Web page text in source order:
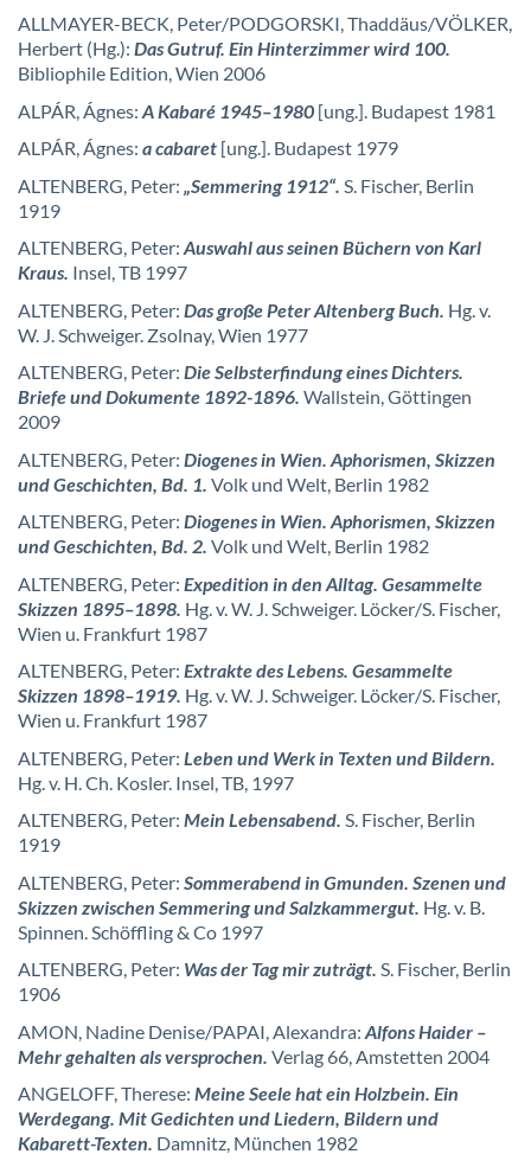
ALLMAYER-BECK, Peter/PODGORSKI, Thaddäus/VÖLKER,
Herbert (Hg.): Das Gutruf. Ein Hinterzimmer wird 100.
Bibliophile Edition, Wien 2006
ALPÁR, Ágnes: A Kabaré 1945–1980 [ung.]. Budapest 1981
ALPÁR, Ágnes: a cabaret [ung.]. Budapest 1979
ALTENBERG, Peter: „Semmering 1912“. S. Fischer, Berlin
1919
ALTENBERG, Peter:Auswahl aus seinen Büchern von Karl
Kraus. Insel, TB 1997
ALTENBERG, Peter: Das große Peter Altenberg Buch. Hg. v.
W. J. Schweiger. Zsolnay, Wien 1977
ALTENBERG, Peter: Die Selbsterfindung eines Dichters.
Briefe und Dokumente 1892-1896. Wallstein, Göttingen
2009
ALTENBERG, Peter: Diogenes in Wien. Aphorismen, Skizzen
und Geschichten, Bd. 1. Volk und Welt, Berlin 1982
ALTENBERG, Peter: Diogenes in Wien. Aphorismen, Skizzen
und Geschichten, Bd. 2. Volk und Welt, Berlin 1982
ALTENBERG, Peter: Expedition in den Alltag. Gesammelte
Skizzen 1895–1898. Hg. v. W. J. Schweiger. Löcker/S. Fischer,
Wien u. Frankfurt 1987
ALTENBERG, Peter: Extrakte des Lebens. Gesammelte
Skizzen 1898–1919. Hg. v. W. J. Schweiger. Löcker/S. Fischer,
Wien u. Frankfurt 1987
ALTENBERG, Peter: Leben und Werk in Texten und Bildern.
Hg. v. H. Ch. Kosler. Insel, TB, 1997
ALTENBERG, Peter: Mein Lebensabend. S. Fischer, Berlin
1919
ALTENBERG, Peter: Sommerabend in Gmunden. Szenen und
Skizzen zwischen Semmering und Salzkammergut. Hg. v. B.
Spinnen. Schöffling & Co 1997
ALTENBERG, Peter: Was der Tag mir zuträgt. S. Fischer, Berlin
1906
AMON, Nadine Denise/PAPAI, Alexandra: Alfons Haider –
Mehr gehalten als versprochen. Verlag 66, Amstetten 2004
ANGELOFF, Therese: Meine Seele hat ein Holzbein. Ein
Werdegang. Mit Gedichten und Liedern, Bildern und
Kabarett-Texten. Damnitz, München 1982